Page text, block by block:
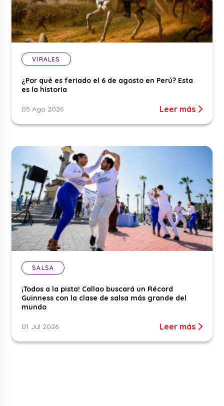
VIRALES
¿Por qué es feriado el 6 de agosto en Perú? Esta
es la historia
05 Ago 2026 Leer más
SALSA
¡Todos a la pista! Callao buscará un Récord
Guinness con la clase de salsa más grande del
mundo
01 Jul 2026 Leer más